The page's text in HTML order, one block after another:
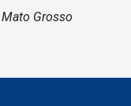
Grosso